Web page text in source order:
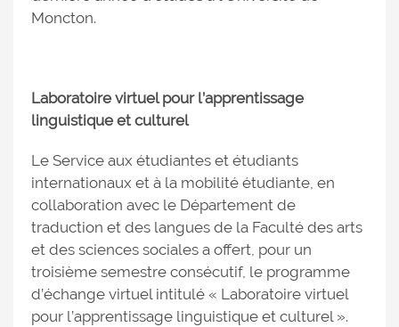
Moncton.
Laboratoire virtuel pour l’apprentissage
linguistique et culturel
Le Service aux étudiantes et étudiants
internationaux et à la mobilité étudiante, en
collaboration avec le Département de
traduction et des langues de la Faculté des arts
et des sciences sociales a offert, pour un
troisième semestre consécutif, le programme
d’échange virtuel intitulé « Laboratoire virtuel
pour l’apprentissage linguistique et culturel ».